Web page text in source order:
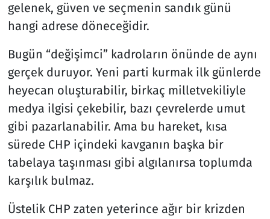
gelenek, güven ve seçmenin sandık günü
hangi adrese döneceğidir.
Bugün “değişimci” kadroların önünde de aynı
gerçek duruyor. Yeni parti kurmak ilk günlerde
heyecan oluşturabilir, birkaç milletvekiliyle
medya ilgisi çekebilir, bazı çevrelerde umut
gibi pazarlanabilir. Ama bu hareket, kısa
sürede CHP içindeki kavganın başka bir
tabelaya taşınması gibi algılanırsa toplumda
karşılık bulmaz.
Üstelik CHP zaten yeterince ağır bir krizden